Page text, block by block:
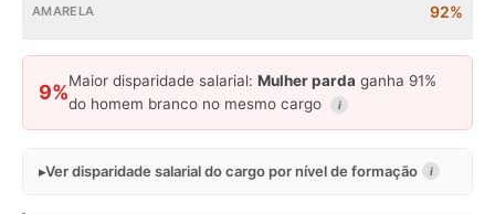
92%
9%
Maior disparidade salarial: Mulher parda ganha 91%
do homem branco no mesmo cargo
i
Ver disparidade salarial do cargo por nível de formação i